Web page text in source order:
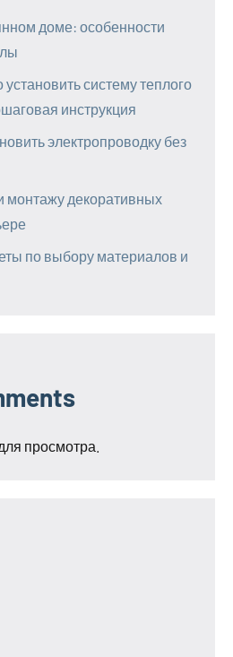
доме: особенности
систему теплого
инструкция
электропроводку без
монтажу декоративных
по выбору материалов и
просмотра.